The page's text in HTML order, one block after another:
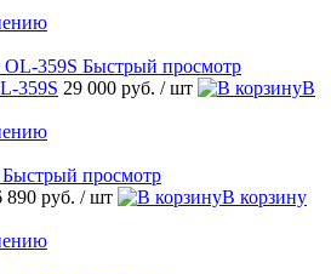
Быстрый просмотр
359S 29 000 руб. / шт
В
Быстрый просмотр
890 руб. / шт
В корзину